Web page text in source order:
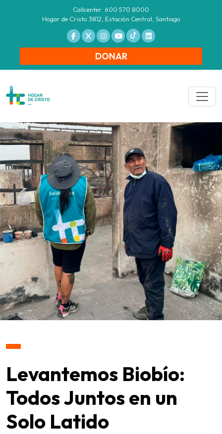
Callcenter: 600 570 8000
Hogar de Cristo 3812, Estación Central, Santiago
DONAR
Levantemos Biobío:
Todos Juntos en un
Solo Latido